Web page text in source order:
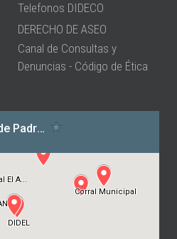
Telefonos DIDECO
DERECHO DE ASEO
Canal de Consultas y
Denuncias - Código de Ética